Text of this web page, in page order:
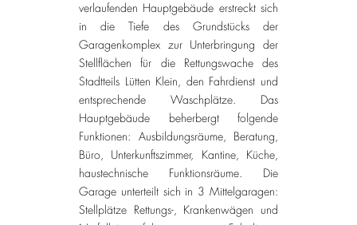
verlaufenden Hauptgebäude erstreckt sich
in die Tiefe des Grundstücks der
Garagenkomplex zur Unterbringung der
Stellflächen für die Rettungswache des
Stadtteils Lütten Klein, den Fahrdienst und
entsprechende Waschplätze. Das
Hauptgebäude beherbergt folgende
Funktionen: Ausbildungsräume, Beratung,
Büro, Unterkunftszimmer, Kantine, Küche,
haustechnische Funktionsräume. Die
Garage unterteilt sich in 3 Mittelgaragen:
Stellplätze Rettungs-, Krankenwägen und